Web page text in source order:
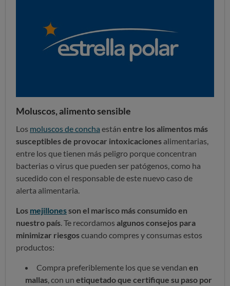
Moluscos, alimento sensible
Los moluscos de concha están entre los alimentos más
susceptibles de provocar intoxicaciones alimentarias,
entre los que tienen más peligro porque concentran
bacterias o virus que pueden ser patógenos, como ha
sucedido con el responsable de este nuevo caso de
alerta alimentaria.
Los mejillonesson el marisco más consumido en
nuestro país . Te recordamos algunos consejos para
minimizar riesgoscuando compres y consumas estos
productos:
Compra preferiblemente los que se vendan en
mallas , con un etiquetado que certifique su paso por